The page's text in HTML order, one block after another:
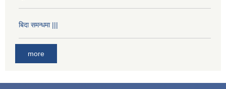
बिदा समन्धमा |||
more